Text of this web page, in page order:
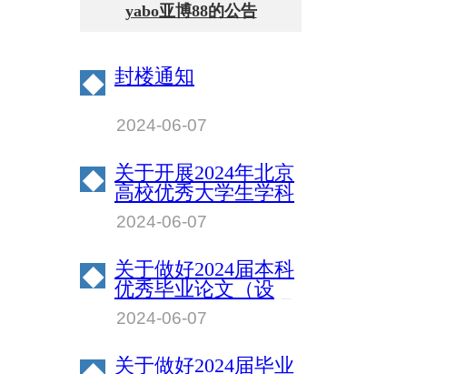
yabo亚博88的公告
◆ 封楼通知
2024-06-07
◆ 关于开展2024年北京
高校优秀大学生学科
竞赛指导教师评选工
作的通知
2024-06-07
◆ 关于做好2024届本科
优秀毕业论文（设
计）推荐和评选的通
知
2024-06-07
关于做好2024届毕业